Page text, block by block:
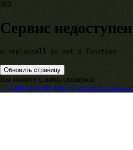
503
Сервис недоступен
e.replaceAll is not a function
Обновить страницу
Вы можете с нами связаться:
+7 (499) 418-00-40ebr@expert-business.ru